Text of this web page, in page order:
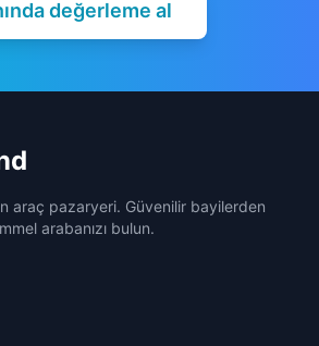
değerleme al
araç pazaryeri. Güvenilir bayilerden
arabanızı bulun.